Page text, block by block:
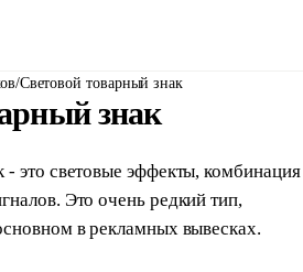
/Световой товарный знак
знак
- это световые эффекты, комбинация
Это очень редкий тип,
в рекламных вывесках.